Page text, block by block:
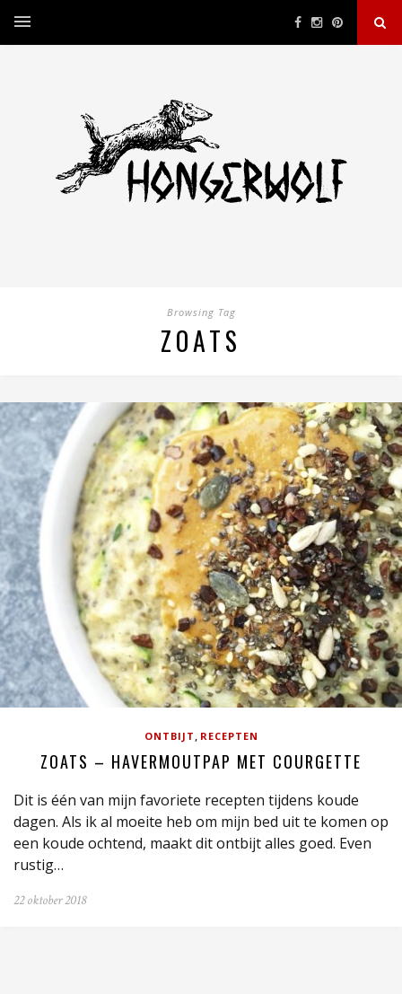
Browsing Tag
ZOATS
ONTBIJT , RECEPTEN
ZOATS – HAVERMOUTPAP MET COURGETTE
Dit is één van mijn favoriete recepten tijdens koude
dagen. Als ik al moeite heb om mijn bed uit te komen op
een koude ochtend, maakt dit ontbijt alles goed. Even
rustig…
22 oktober 2018